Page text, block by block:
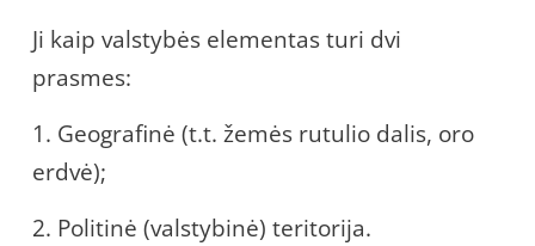
Ji kaip valstybės elementas turi dvi
prasmes:
1. Geografinė (t.t. žemės rutulio dalis, oro
erdvė);
2. Politinė (valstybinė) teritorija.